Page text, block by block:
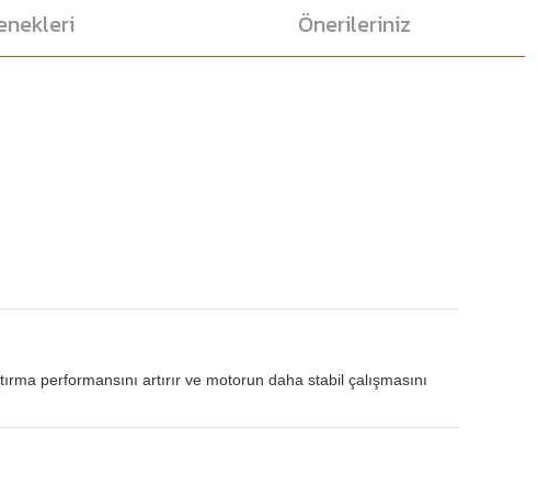
Önerileriniz
performansını artırır ve motorun daha stabil çalışmasını